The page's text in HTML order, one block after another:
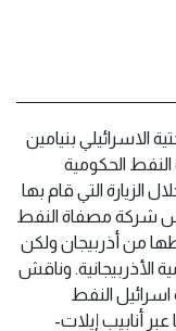
التحتية الاسرائيلي بنيامين
الحكومية
الزيارة التي قام بها
شركة مصفاة النفط
من أذربيجان ولكن
الأذربيجانية. وناقش
اسرائيل النفط
أنابيب إيلات-